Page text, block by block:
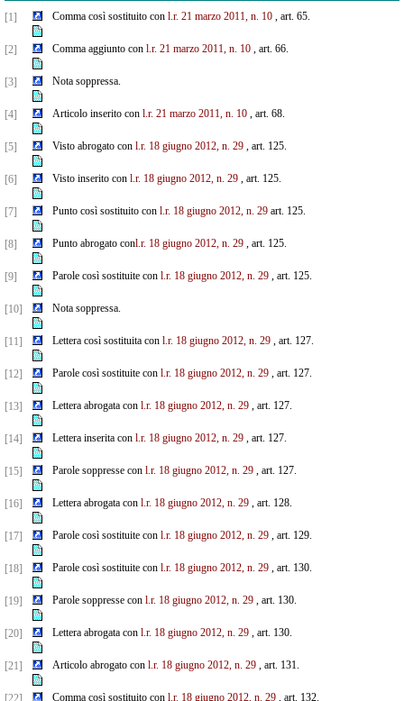
[1] Comma così sostituito con l.r. 21 marzo 2011, n. 10, art. 65.
[2] Comma aggiunto con l.r. 21 marzo 2011, n. 10, art. 66.
[3] Nota soppressa.
[4] Articolo inserito con l.r. 21 marzo 2011, n. 10, art. 68.
[5] Visto abrogato con l.r. 18 giugno 2012, n. 29, art. 125.
[6] Visto inserito con l.r. 18 giugno 2012, n. 29, art. 125.
[7] Punto così sostituito con l.r. 18 giugno 2012, n. 29art. 125.
[8] Punto abrogato conl.r. 18 giugno 2012, n. 29, art. 125.
[9] Parole così sostituite con l.r. 18 giugno 2012, n. 29, art. 125.
[10] Nota soppressa.
[11] Lettera così sostituita con l.r. 18 giugno 2012, n. 29, art. 127.
[12] Parole così sostituite con l.r. 18 giugno 2012, n. 29, art. 127.
[13] Lettera abrogata con l.r. 18 giugno 2012, n. 29, art. 127.
[14] Lettera inserita con l.r. 18 giugno 2012, n. 29, art. 127.
[15] Parole soppresse con l.r. 18 giugno 2012, n. 29, art. 127.
[16] Lettera abrogata con l.r. 18 giugno 2012, n. 29, art. 128.
[17] Parole così sostituite con l.r. 18 giugno 2012, n. 29, art. 129.
[18] Parole così sostituite con l.r. 18 giugno 2012, n. 29, art. 130.
[19] Parole soppresse con l.r. 18 giugno 2012, n. 29, art. 130.
[20] Lettera abrogata con l.r. 18 giugno 2012, n. 29, art. 130.
[21] Articolo abrogato con l.r. 18 giugno 2012, n. 29, art. 131.
[22] Comma così sostituito con l.r. 18 giugno 2012, n. 29, art. 132.